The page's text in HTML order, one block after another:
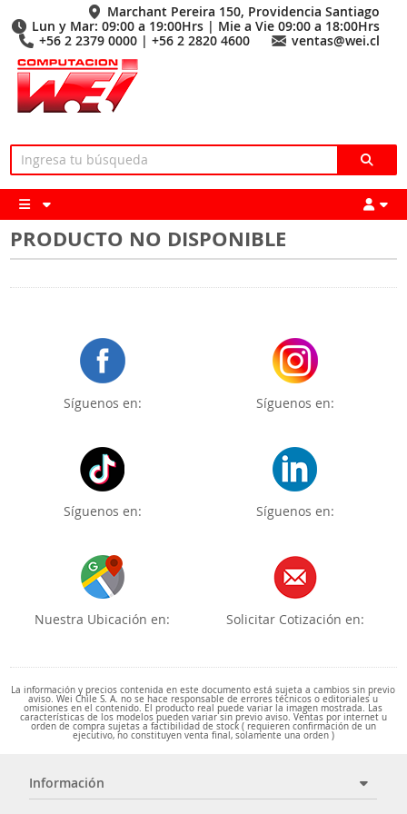
Marchant Pereira 150, Providencia Santiago
Lun y Mar: 09:00 a 19:00Hrs | Mie a Vie 09:00 a 18:00Hrs
+56 2 2379 0000 | +56 2 2820 4600
ventas@wei.cl
PRODUCTO NO DISPONIBLE
Síguenos en: Síguenos en:
Síguenos en: Síguenos en:
Nuestra Ubicación en: Solicitar Cotización en:
La información y precios contenida en este documento está sujeta a cambios sin previo
aviso. Wei Chile S. A. no se hace responsable de errores técnicos o editoriales u
omisiones en el contenido. El producto real puede variar la imagen mostrada. Las
características de los modelos pueden variar sin previo aviso. Ventas por internet u
orden de compra sujetas a factibilidad de stock ( requieren confirmación de un
ejecutivo, no constituyen venta final, solamente una orden )
Información